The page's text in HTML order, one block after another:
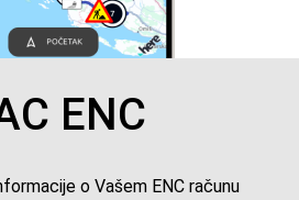
ENC
o Vašem ENC računu